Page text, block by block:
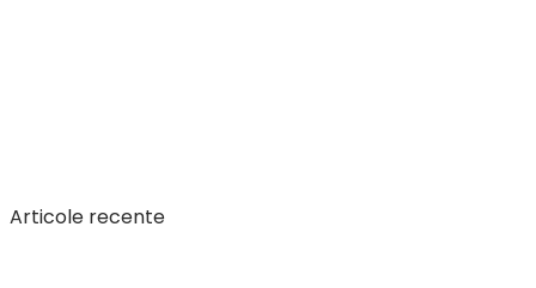
Articole recente